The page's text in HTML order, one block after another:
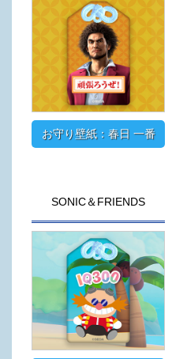
お守り壁紙：春日 一番
SONIC＆FRIENDS